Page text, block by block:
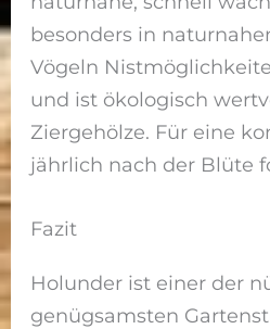
besonders in
Vögeln
und ist ökologisch
Ziergehölze. Für eine
jährlich nach der Blüte
Fazit
Holunder ist einer der
genügsamsten